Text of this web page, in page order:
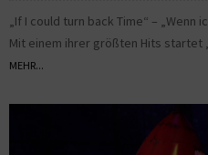
„If I could turn back Time“ – „Wenn
Mit einem ihrer größten Hits startet
MEHR...